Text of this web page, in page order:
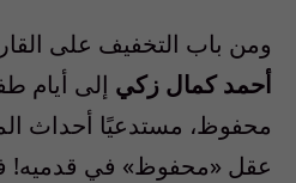
ومن باب التخفيف على
أحمد كمال زكي إلى أيام
محفوظ، مستدعيًا أحداث
عقل «محفوظ» في قدميه!